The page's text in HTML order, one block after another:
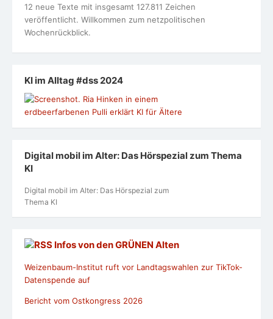
12 neue Texte mit insgesamt 127.811 Zeichen
veröffentlicht. Willkommen zum netzpolitischen
Wochenrückblick.
KI im Alltag #dss 2024
Digital mobil im Alter: Das Hörspezial zum Thema
KI
Digital mobil im Alter: Das Hörspezial zum
Thema KI
Infos von den GRÜNEN Alten
Weizenbaum-Institut ruft vor Landtagswahlen zur TikTok-
Datenspende auf
Bericht vom Ostkongress 2026